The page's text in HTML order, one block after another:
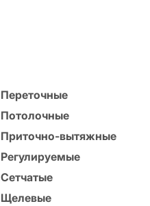
Переточные
Потолочные
Приточно-вытяжные
Регулируемые
Сетчатые
Щелевые